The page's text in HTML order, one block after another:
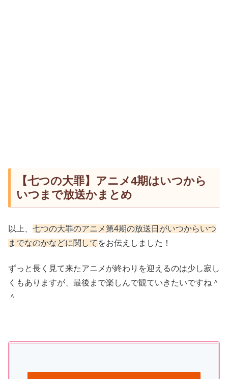
【七つの大罪】アニメ4期はいつから
いつまで放送かまとめ
以上、 七つの大罪のアニメ第4期の放送日がいつからいつ
までなのかなどに関してをお伝えしました！
ずっと長く見て来たアニメが終わりを迎えるのは少し寂し
くもありますが、最後まで楽しんで観ていきたいですね＾
＾